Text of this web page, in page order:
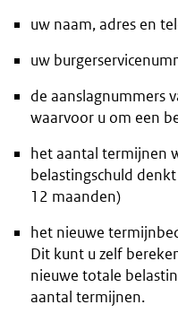
uw naam, adres en
uw
de aanslagnummers
waarvoor u om een
het aantal termijnen
belastingschuld
12 maanden)
het nieuwe
Dit kunt u zelf
nieuwe totale
aantal termijnen.